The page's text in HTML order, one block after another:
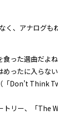
く、アナログもね
った選曲だよね
めったに入らない
「Don’t Think
トリー、「The